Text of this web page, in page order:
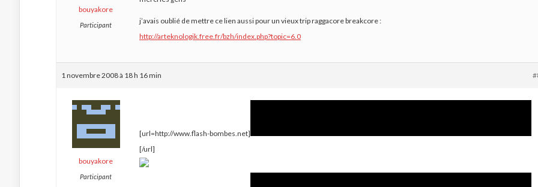
bouyakore
Participant
j’avais oublié de mettre ce lien aussi pour un vieux trip raggacore breakcore :
http://arteknologik.free.fr/bzh/index.php?topic=6.0
1 novembre 2008 à 18 h 16 min
bouyakore
Participant
[url=http://www.flash-bombes.net]
[/url]